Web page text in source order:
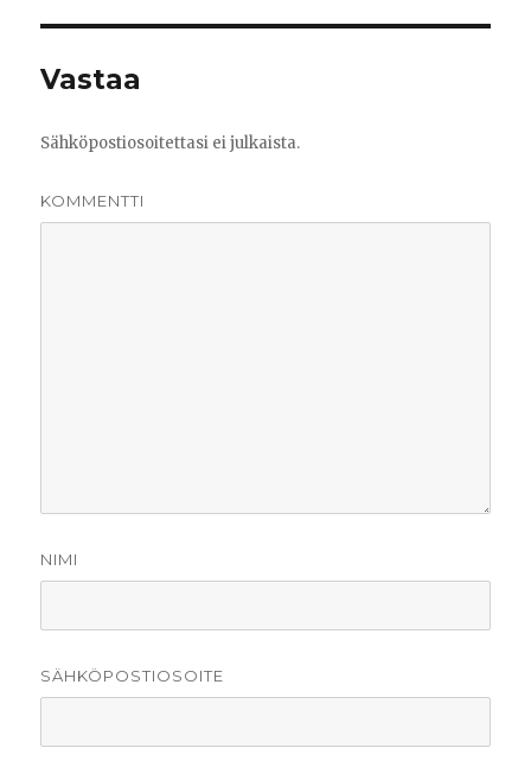
Vastaa
Sähköpostiosoitettasi ei julkaista.
KOMMENTTI
NIMI
SÄHKÖPOSTIOSOITE